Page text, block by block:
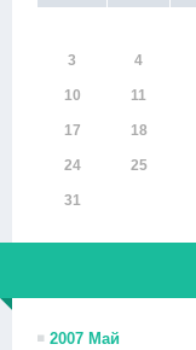
3 4
10 11
17 18
24 25
31
2007 Май